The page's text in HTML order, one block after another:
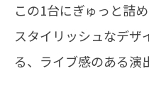
この1台にぎゅっと詰
スタイリッシュなデザ
る、ライブ感のある演